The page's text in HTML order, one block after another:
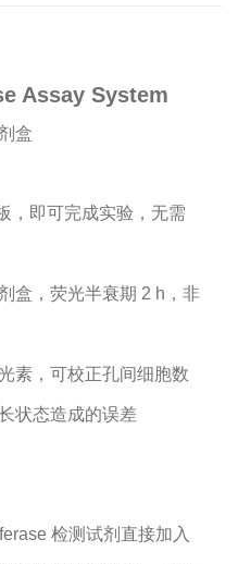
Assay System
盒
，即可完成实验，无需
盒，荧光半衰期 2 h，非
素，可校正孔间细胞数
状态造成的误差
检测试剂直接加入